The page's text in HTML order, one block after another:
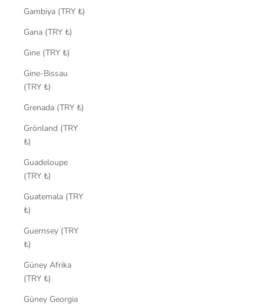
Gambiya (TRY ₺)
Gana (TRY ₺)
Gine (TRY ₺)
Gine-Bissau
(TRY ₺)
Grenada (TRY ₺)
Grönland (TRY
₺)
Guadeloupe
(TRY ₺)
Guatemala (TRY
₺)
Guernsey (TRY
₺)
Güney Afrika
(TRY ₺)
Güney Georgia